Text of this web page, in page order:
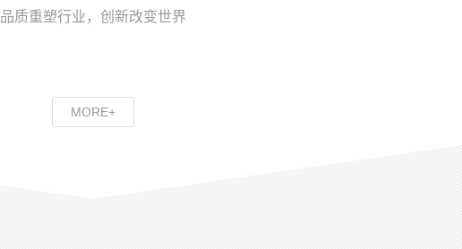
品质重塑行业，创新改变世界
MORE+